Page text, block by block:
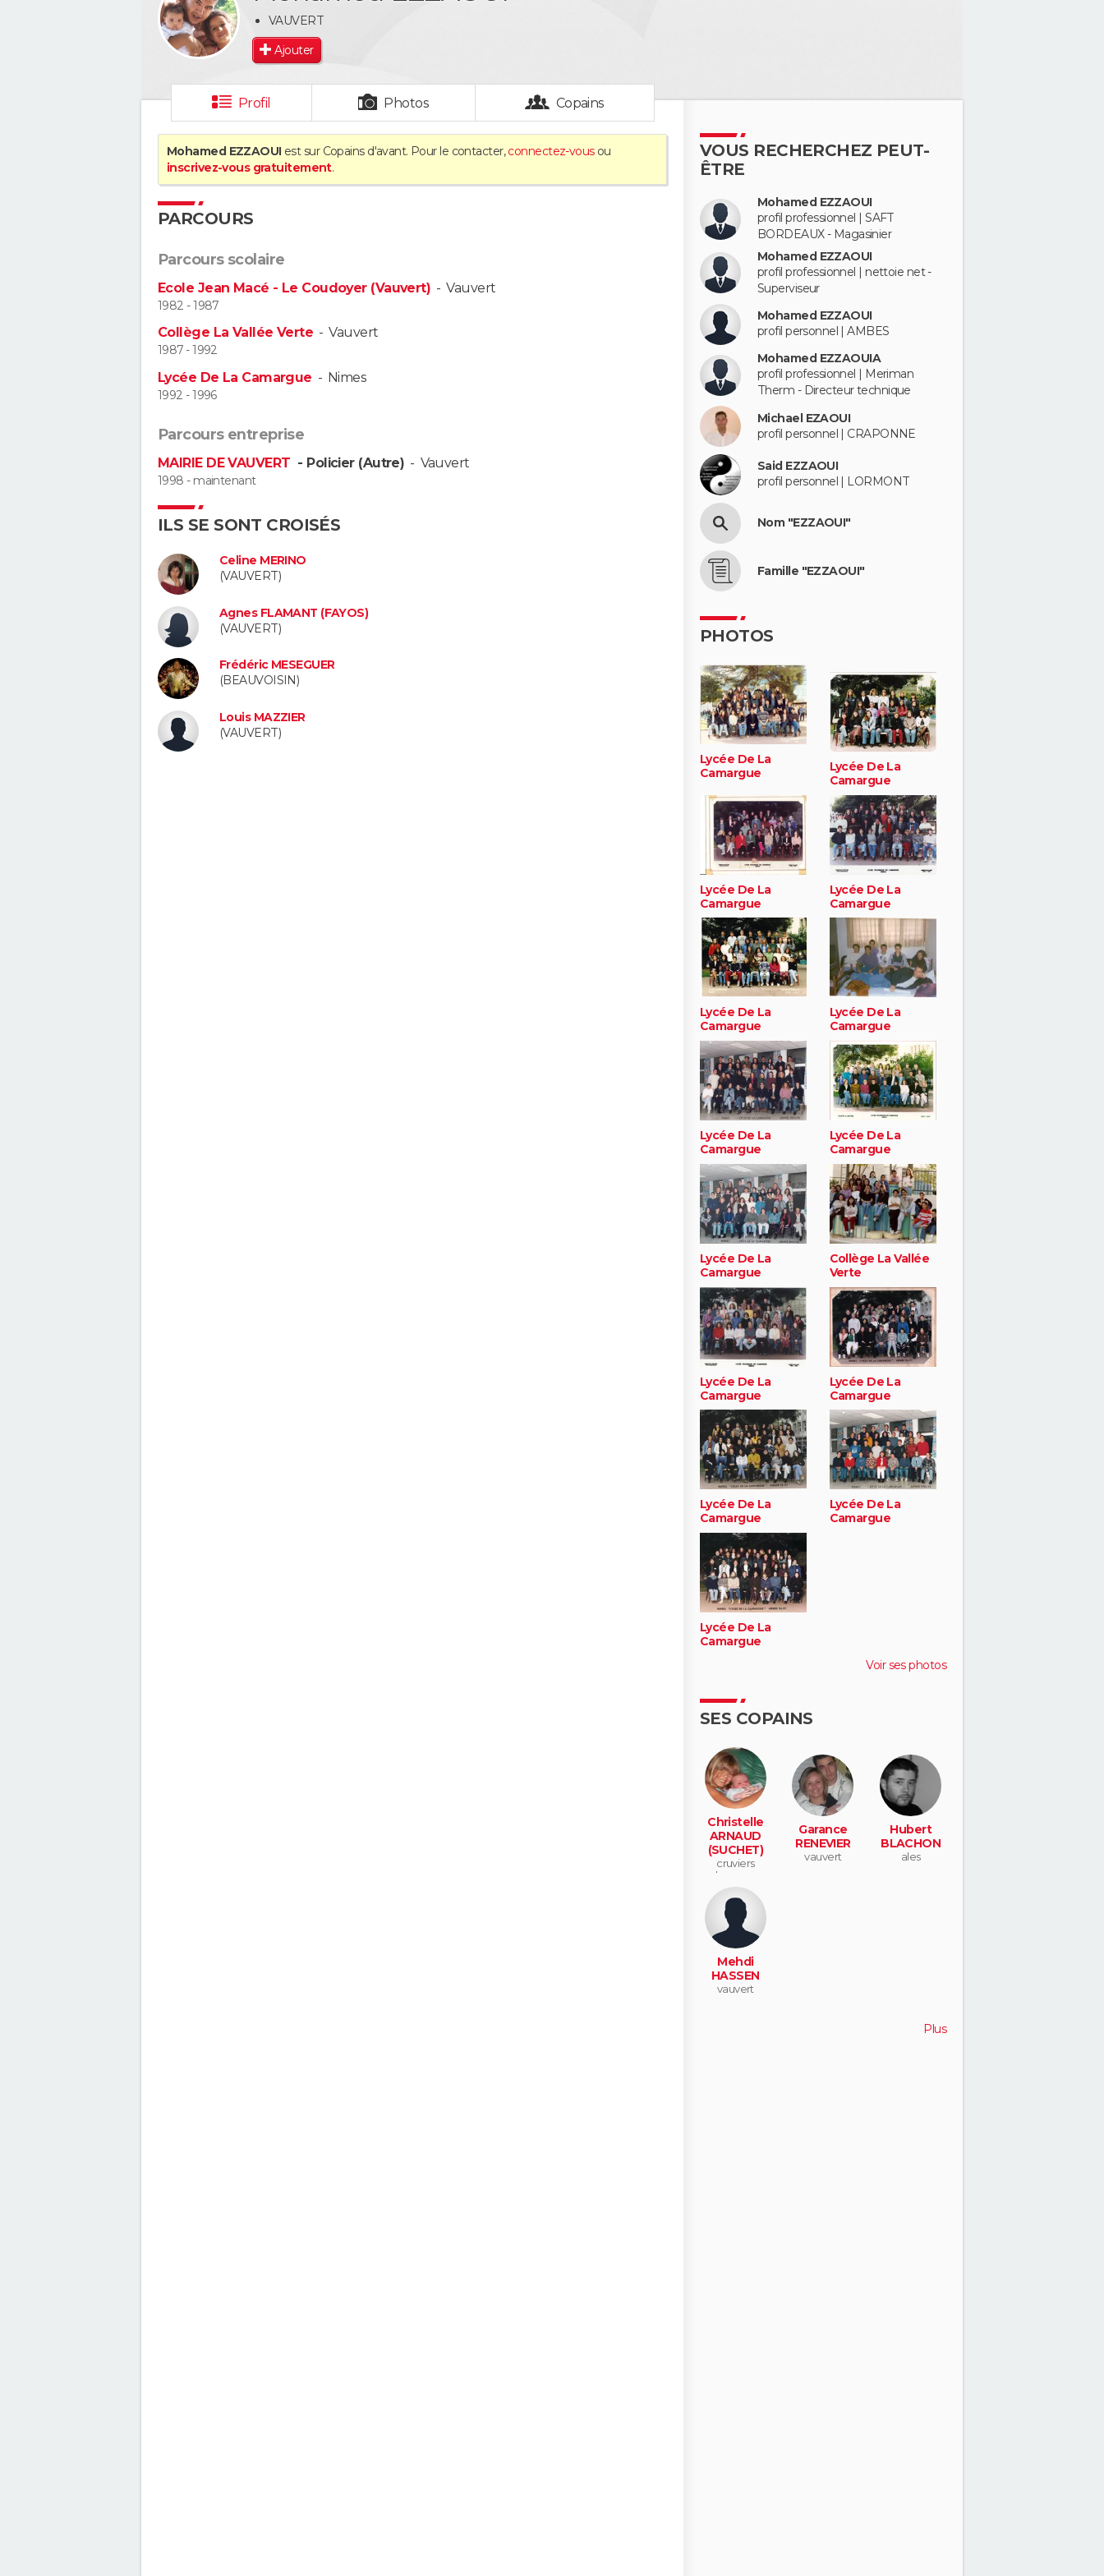
VAUVERT
Ajouter
Profil Photos Copains
Mohamed EZZAOUI est sur Copains d'avant. Pour le contacter,connectez-vousou
inscrivez-vous gratuitement.
PARCOURS
Parcours scolaire
Ecole Jean Macé - Le Coudoyer (Vauvert) -Vauvert
1982 - 1987
Collège La Vallée Verte -Vauvert
1987 - 1992
Lycée De La Camargue - Nimes
1992 - 1996
Parcours entreprise
MAIRIE DE VAUVERT - Policier (Autre) - Vauvert
1998 - maintenant
ILS SE SONT CROISÉS
Celine MERINO
(VAUVERT)
Agnes FLAMANT (FAYOS)
(VAUVERT)
Frédéric MESEGUER
(BEAUVOISIN)
Louis MAZZIER
(VAUVERT)
VOUS RECHERCHEZ PEUT-
ÊTRE
Mohamed EZZAOUI
profil professionnel | SAFT
BORDEAUX - Magasinier
Mohamed EZZAOUI
profil professionnel | nettoie net -
Superviseur
Mohamed EZZAOUI
profil personnel | AMBES
Mohamed EZZAOUIA
profil professionnel | Meriman
Therm - Directeur technique
Michael EZAOUI
profil personnel | CRAPONNE
Said EZZAOUI
profil personnel | LORMONT
Nom "EZZAOUI"
Famille "EZZAOUI"
PHOTOS
Lycée De La
Camargue
Lycée De La
Camargue
Lycée De La
Camargue
Lycée De La
Camargue
Lycée De La
Camargue
Lycée De La
Camargue
Lycée De La
Camargue
Lycée De La
Camargue
Lycée De La
Camargue
Collège La Vallée
Verte
Lycée De La
Camargue
Lycée De La
Camargue
Lycée De La
Camargue
Lycée De La
Camargue
Lycée De La
Camargue
Voir ses photos
SES COPAINS
Christelle
ARNAUD
(SUCHET)
cruviers
lascours
Garance
RENEVIER
vauvert
Hubert
BLACHON
ales
Mehdi
HASSEN
vauvert
Plus